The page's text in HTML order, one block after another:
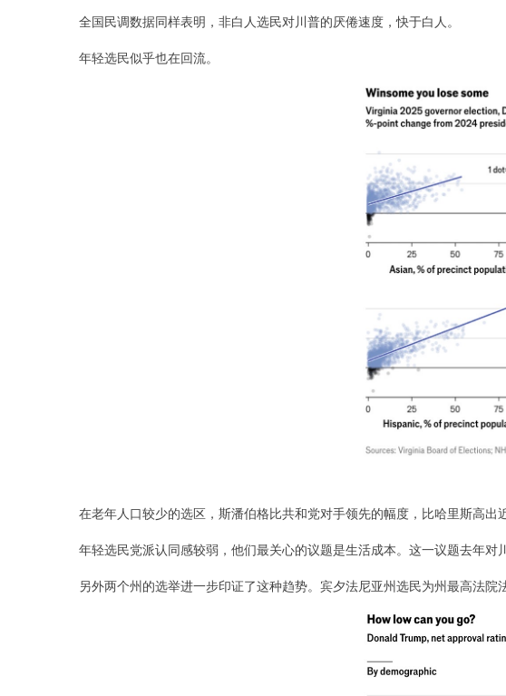
全国民调数据同样表明，非白人选民对川普的厌倦速度，快于白人。
年轻选民似乎也在回流。
在老年人口较少的选区，斯潘伯格比共和党对手领先的幅度，比哈里斯高出
年轻选民党派认同感较弱，他们最关心的议题是生活成本。这一议题去年对
另外两个州的选举进一步印证了这种趋势。宾夕法尼亚州选民为州最高法院